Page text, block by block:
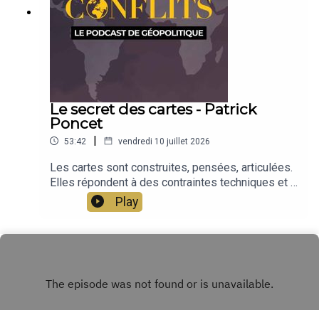
Le secret des cartes - Patrick
Poncet
53:42 | vendredi 10 juillet 2026
Les cartes sont construites, pensées, articulées.
Elles répondent à des contraintes techniques et à
des visions politiques. Ce sont ces secrets des
cartes, et leurs méthodes de fabrication, que
Émission présentée par Jean-Baptiste Noé
Play